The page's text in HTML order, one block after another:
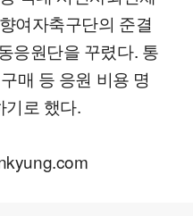
여자축구단의 준결
응원단을 꾸렸다. 통
매 등 응원 비용 명
기로 했다.